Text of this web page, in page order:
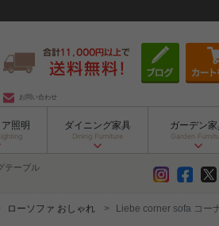
お問い合わせ
照明 ダイニング家具
Dining Furniture
ガーデン家
Garden
テーブル
ローソファ おしゃれ
Liebe corner sofa コー